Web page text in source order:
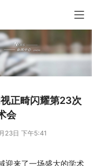
正畸闪耀第23次
会
23日 下午5:41
迎来了一场盛大的学术